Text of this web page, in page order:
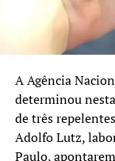
Tríplice
HPV e
A Agência
determinou
de três
Adolfo Lutz,
Paulo,